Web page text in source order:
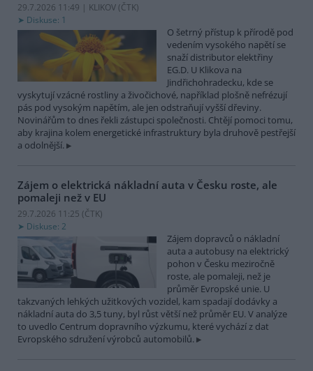
29.7.2026 11:49 | KLIKOV (ČTK)
Diskuse: 1
O šetrný přístup k přírodě pod
vedením vysokého napětí se
snaží distributor elektřiny
EG.D. U Klikova na
Jindřichohradecku, kde se
vyskytují vzácné rostliny a živočichové, například plošně nefrézují
pás pod vysokým napětím, ale jen odstraňují vyšší dřeviny.
Novinářům to dnes řekli zástupci společnosti. Chtějí pomoci tomu,
aby krajina kolem energetické infrastruktury byla druhově pestřejší
a odolnější.
Zájem o elektrická nákladní auta v Česku roste, ale
pomaleji než v EU
29.7.2026 11:25 (ČTK)
Diskuse: 2
Zájem dopravců o nákladní
auta a autobusy na elektrický
pohon v Česku meziročně
roste, ale pomaleji, než je
průměr Evropské unie. U
takzvaných lehkých užitkových vozidel, kam spadají dodávky a
nákladní auta do 3,5 tuny, byl růst větší než průměr EU. V analýze
to uvedlo Centrum dopravního výzkumu, které vychází z dat
Evropského sdružení výrobců automobilů.